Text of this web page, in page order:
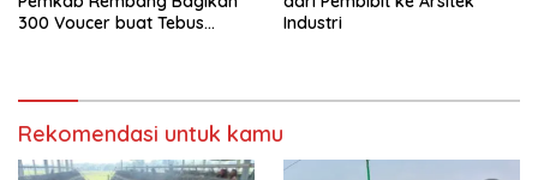
300 Voucer buat Tebus
Industri
Rekomendasi untuk kamu